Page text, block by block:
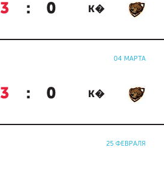
3 : 0 К�
04 МАРТА
3 : 0 К�
25 ФЕВРАЛЯ